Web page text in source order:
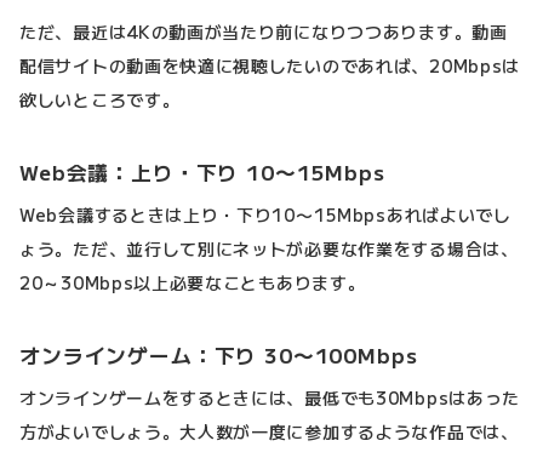
ただ、最近は4Kの動画が当たり前になりつつあります。動画
配信サイトの動画を快適に視聴したいのであれば、20Mbpsは
欲しいところです。
Web会議：上り・下り 10〜15Mbps
Web会議するときは上り・下り10〜15Mbpsあればよいでし
ょう。ただ、並行して別にネットが必要な作業をする場合は、
20～30Mbps以上必要なこともあります。
オンラインゲーム：下り 30〜100Mbps
オンラインゲームをするときには、最低でも30Mbpsはあった
方がよいでしょう。大人数が一度に参加するような作品では、